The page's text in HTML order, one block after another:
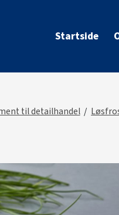
Startside
til detailhandel